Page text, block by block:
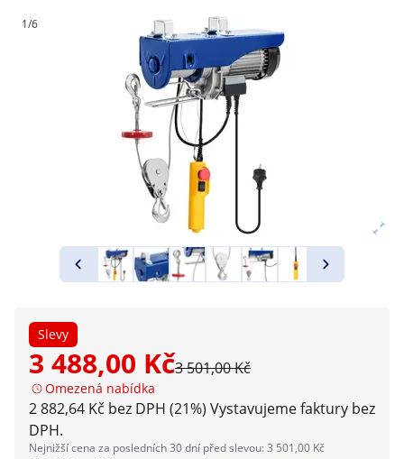
1/6
Slevy
3 488,00 Kč3 501,00 Kč
Omezená nabídka
2 882,64 Kč bez DPH (21%) Vystavujeme faktury bez
DPH.
Nejnižší cena za posledních 30 dní před slevou: 3 501,00 Kč